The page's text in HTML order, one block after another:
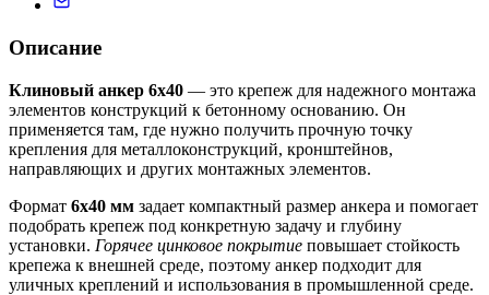
Описание
Клиновый анкер 6х40 — это крепеж для надежного монтажа
элементов конструкций к бетонному основанию. Он
применяется там, где нужно получить прочную точку
крепления для металлоконструкций, кронштейнов,
направляющих и других монтажных элементов.
Формат 6х40 мм задает компактный размер анкера и помогает
подобрать крепеж под конкретную задачу и глубину
установки. Горячее цинковое покрытие повышает стойкость
крепежа к внешней среде, поэтому анкер подходит для
уличных креплений и использования в промышленной среде.